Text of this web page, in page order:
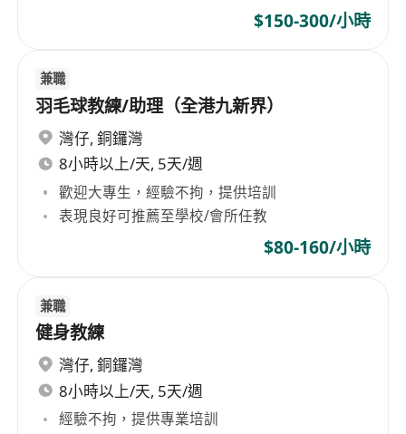
$150-300/小時
兼職
羽毛球教練/助理（全港九新界）
灣仔, 銅鑼灣
8小時以上/天, 5天/週
歡迎大專生，經驗不拘，提供培訓
表現良好可推薦至學校/會所任教
$80-160/小時
兼職
健身教練
灣仔, 銅鑼灣
8小時以上/天, 5天/週
經驗不拘，提供專業培訓